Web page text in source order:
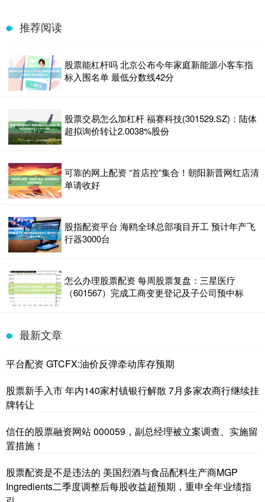
推荐阅读
股票能杠杆吗 北京公布今年家庭新能源小客车指
标入围名单 最低分数线42分
股票交易怎么加杠杆 福赛科技(301529.SZ)：陆体
超拟询价转让2.0038%股份
可靠的网上配资 “首店控”集合！朝阳新晋网红店清
单请收好
股指配资平台 海鸥全球总部项目开工 预计年产飞
行器3000台
怎么办理股票配资 每周股票复盘：三星医疗
（601567）完成工商变更登记及子公司预中标
最新文章
平台配资 GTCFX:油价反弹牵动库存预期
股票新手入市 年内140家村镇银行解散 7月多家农商行继续挂
牌转让
信任的股票融资网站 000059，副总经理被立案调查、实施留
置措施！
股票配资是不是违法的 美国烈酒与食品配料生产商MGP
Ingredients二季度调整后每股收益超预期，重申全年业绩指